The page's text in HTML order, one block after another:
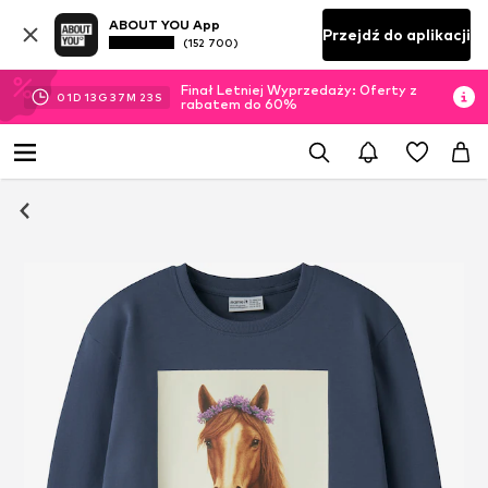
ABOUT YOU App
(152 700) Przejdź do aplikacji
01D 13 G 37M 22 S
Finał Letniej Wyprzedaży: Oferty z
rabatem do 60%